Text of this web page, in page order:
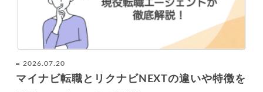
2026.07.20
マイナビ転職とリクナビNEXTの違いや特徴を